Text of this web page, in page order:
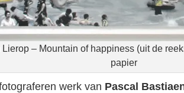
– Mountain of happiness (uit de
papier
werk van Pascal